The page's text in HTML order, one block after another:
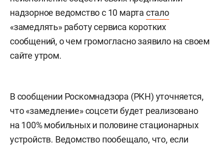
надзорное ведомство с 10 марта стало
«замедлять» работу сервиса коротких
сообщений, о чем громогласно заявило на своем
сайте утром.
В сообщении Роскомнадзора (РКН) уточняется,
что «замедление» соцсети будет реализовано
на 100% мобильных и половине стационарных
устройств. Ведомство пообещало, что, если